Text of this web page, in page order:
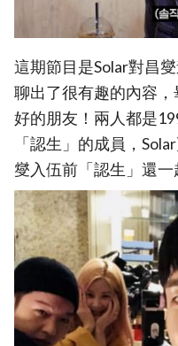
這期節目是Solar對昌
聊出了很有趣的內容
好的朋友！兩人都是
「認生」的成員，
燮入伍前「認生」還